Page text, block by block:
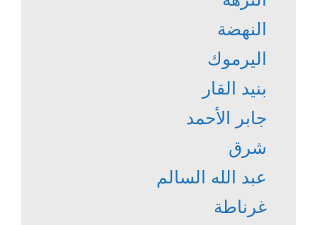
النهضة
اليرموك
بنيد القار
جابر الأحمد
شرق
عبد الله السالم
غرناطة